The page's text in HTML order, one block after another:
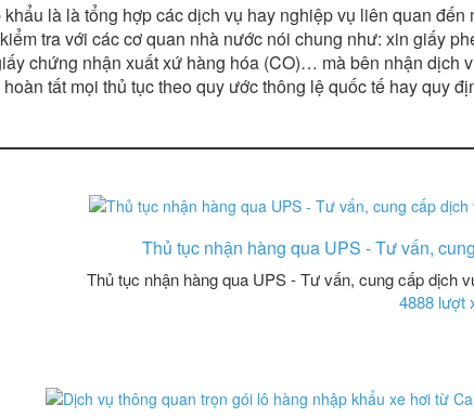
là là tổng hợp các dịch vụ hay nghiệp vụ liên quan
tra với các cơ quan nhà nước nói chung như: xin giấy
chứng nhận xuất xứ hàng hóa (CO)… mà bên nhận dịch
tất mọi thủ tục theo quy ước thông lệ quốc tế hay quy
Thủ tục nhận hàng qua UPS - Tư vấn,
Thủ tục nhận hàng qua UPS - Tư vấn, cung cấp dịch
4888 lượt